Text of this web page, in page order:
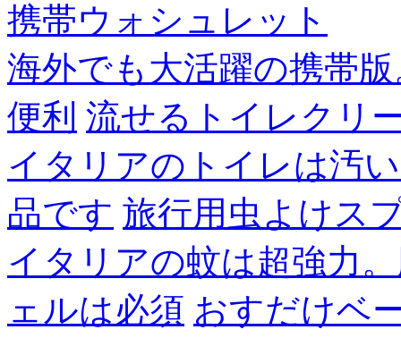
携帯ウォシュレット
海外でも大活躍の携帯
便利 流せるトイレクリ
イタリアのトイレは汚
品です 旅行用虫よけス
イタリアの蚊は超強力
ェルは必須 おすだけベ